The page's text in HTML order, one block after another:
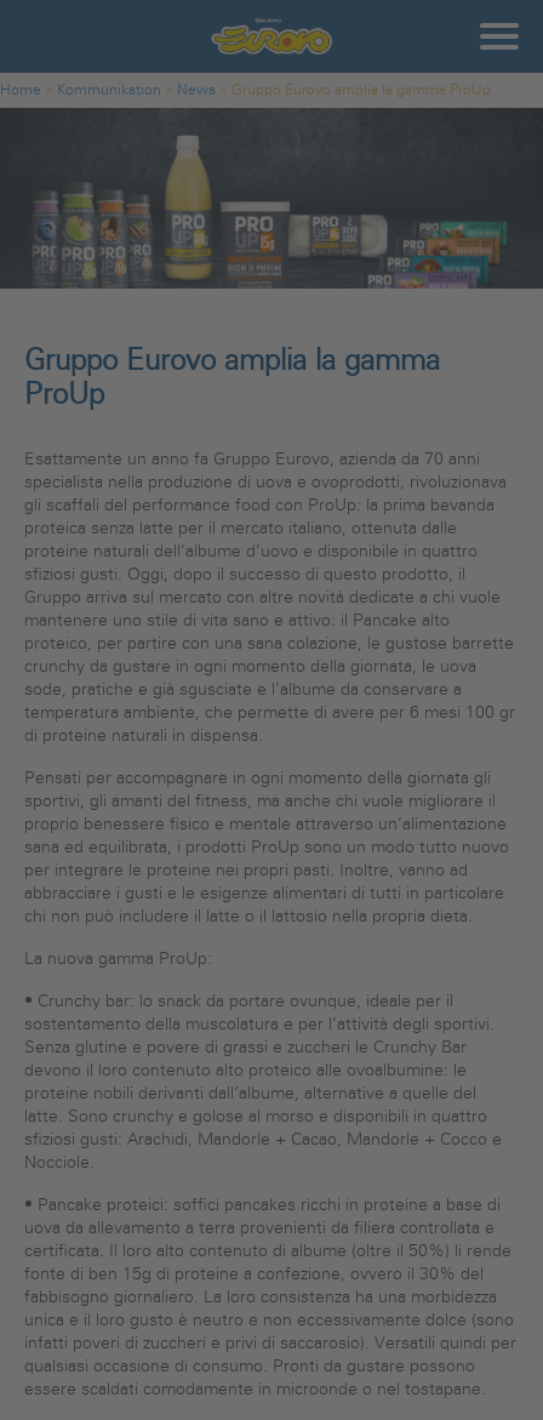
Sie sind hier
Home » Kommunikation » News » Gruppo Eurovo amplia la gamma ProUp
Gruppo Eurovo amplia la gamma
ProUp
Esattamente un anno fa Gruppo Eurovo, azienda da 70 anni
specialista nella produzione di uova e ovoprodotti, rivoluzionava
gli scaffali del performance food con ProUp: la prima bevanda
proteica senza latte per il mercato italiano, ottenuta dalle
proteine naturali dell’albume d’uovo e disponibile in quattro
sfiziosi gusti. Oggi, dopo il successo di questo prodotto, il
Gruppo arriva sul mercato con altre novità dedicate a chi vuole
mantenere uno stile di vita sano e attivo: il Pancake alto
proteico, per partire con una sana colazione, le gustose barrette
crunchy da gustare in ogni momento della giornata, le uova
sode, pratiche e già sgusciate e l’albume da conservare a
temperatura ambiente, che permette di avere per 6 mesi 100 gr
di proteine naturali in dispensa.
Pensati per accompagnare in ogni momento della giornata gli
sportivi, gli amanti del fitness, ma anche chi vuole migliorare il
proprio benessere fisico e mentale attraverso un’alimentazione
sana ed equilibrata, i prodotti ProUp sono un modo tutto nuovo
per integrare le proteine nei propri pasti. Inoltre, vanno ad
abbracciare i gusti e le esigenze alimentari di tutti in particolare
chi non può includere il latte o il lattosio nella propria dieta.
La nuova gamma ProUp:
• Crunchy bar: lo snack da portare ovunque, ideale per il
sostentamento della muscolatura e per l’attività degli sportivi.
Senza glutine e povere di grassi e zuccheri le Crunchy Bar
devono il loro contenuto alto proteico alle ovoalbumine: le
proteine nobili derivanti dall’albume, alternative a quelle del
latte. Sono crunchy e golose al morso e disponibili in quattro
sfiziosi gusti: Arachidi, Mandorle + Cacao, Mandorle + Cocco e
Nocciole.
• Pancake proteici: soffici pancakes ricchi in proteine a base di
uova da allevamento a terra provenienti da filiera controllata e
certificata. Il loro alto contenuto di albume (oltre il 50%) li rende
fonte di ben 15g di proteine a confezione, ovvero il 30% del
fabbisogno giornaliero. La loro consistenza ha una morbidezza
unica e il loro gusto è neutro e non eccessivamente dolce (sono
infatti poveri di zuccheri e privi di saccarosio). Versatili quindi per
qualsiasi occasione di consumo. Pronti da gustare possono
essere scaldati comodamente in microonde o nel tostapane.